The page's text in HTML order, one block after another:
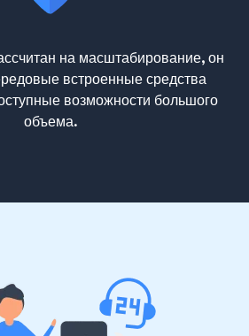
на масштабирование, он
встроенные средства
возможности большого
объема.